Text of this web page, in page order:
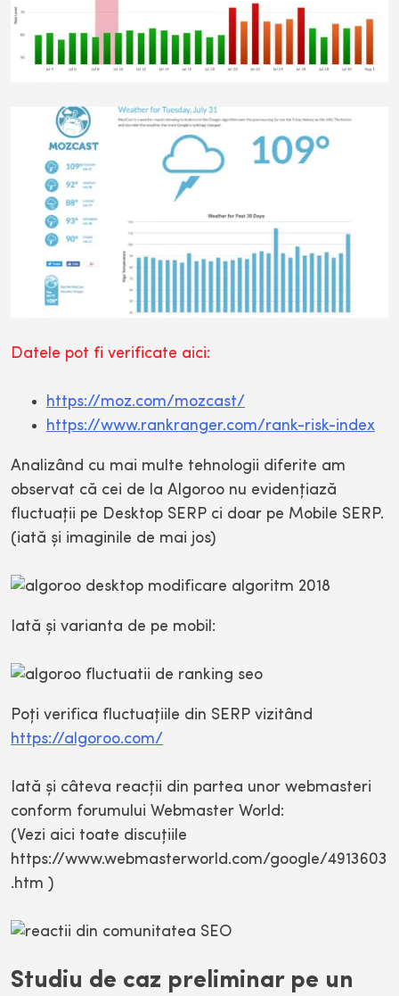
Datele pot fi verificate aici:
https://moz.com/mozcast/
https://www.rankranger.com/rank-risk-index
Analizând cu mai multe tehnologii diferite am
observat că cei de la Algoroo nu evidenţiază
fluctuaţii pe Desktop SERP ci doar pe Mobile SERP.
(iată şi imaginile de mai jos)
Iată şi varianta de pe mobil:
Poţi verifica fluctuaţiile din SERP vizitând
https://algoroo.com/
Iată şi câteva reacţii din partea unor webmasteri
conform forumului Webmaster World:
(Vezi aici toate discuţiile
https://www.webmasterworld.com/google/4913603
.htm )
Studiu de caz preliminar pe un